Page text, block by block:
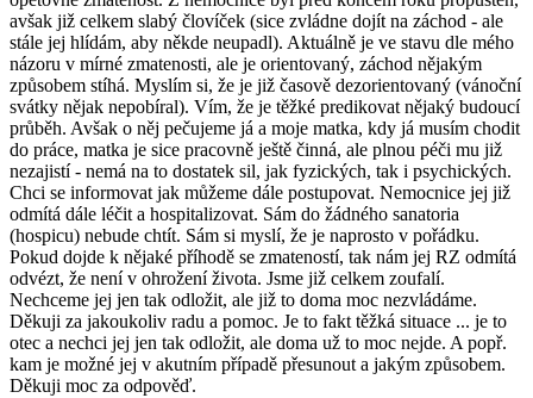
avšak již celkem slabý človíček (sice zvládne dojít na záchod - ale
stále jej hlídám, aby někde neupadl). Aktuálně je ve stavu dle mého
názoru v mírné zmatenosti, ale je orientovaný, záchod nějakým
způsobem stíhá. Myslím si, že je již časově dezorientovaný (vánoční
svátky nějak nepobíral). Vím, že je těžké predikovat nějaký budoucí
průběh. Avšak o něj pečujeme já a moje matka, kdy já musím chodit
do práce, matka je sice pracovně ještě činná, ale plnou péči mu již
nezajistí - nemá na to dostatek sil, jak fyzických, tak i psychických.
Chci se informovat jak můžeme dále postupovat. Nemocnice jej již
odmítá dále léčit a hospitalizovat. Sám do žádného sanatoria
(hospicu) nebude chtít. Sám si myslí, že je naprosto v pořádku.
Pokud dojde k nějaké příhodě se zmateností, tak nám jej RZ odmítá
odvézt, že není v ohrožení života. Jsme již celkem zoufalí.
Nechceme jej jen tak odložit, ale již to doma moc nezvládáme.
Děkuji za jakoukoliv radu a pomoc. Je to fakt těžká situace ... je to
otec a nechci jej jen tak odložit, ale doma už to moc nejde. A popř.
kam je možné jej v akutním případě přesunout a jakým způsobem.
Děkuji moc za odpověď.